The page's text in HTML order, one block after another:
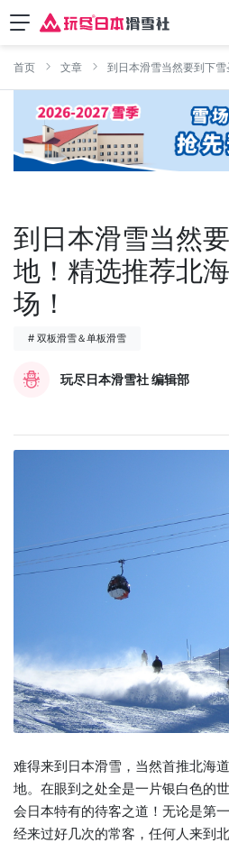
首页 文章 到日本滑雪当然要到下
到日本滑雪当然
地！精选推荐北
场！
# 双板滑雪＆单板滑雪
玩尽日本滑雪社 编辑部
难得来到日本滑雪，当然首推北海
地。在眼到之处全是一片银白色的
会日本特有的待客之道！无论是第
经来过好几次的常客，任何人来到